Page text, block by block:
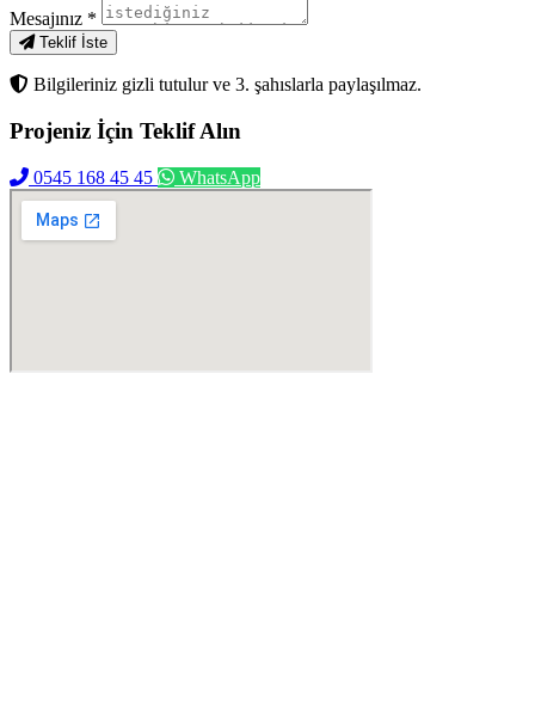
Mesajınız *
Teklif İste
Bilgileriniz gizli tutulur ve 3. şahıslarla paylaşılmaz.
Projeniz İçin Teklif Alın
0545 168 45 45 WhatsApp